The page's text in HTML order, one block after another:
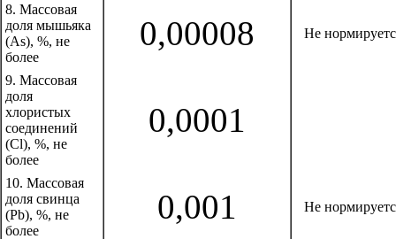
8. Массовая
доля мышьяка
(As), %, не
более
0,00008 Не
9. Массовая
доля
хлористых
соединений
(Cl), %, не
более
0,0001
10. Массовая
доля свинца
(Pb), %, не
более
0,001 Не